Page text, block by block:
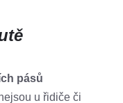
pásů
u řidiče či